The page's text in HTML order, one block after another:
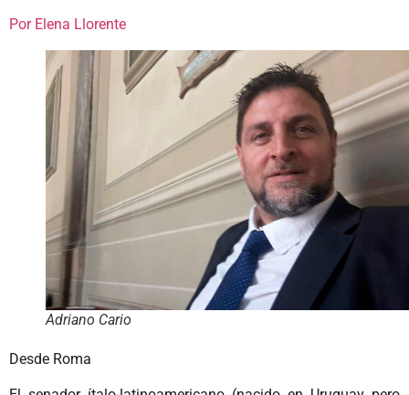
Por Elena Llorente
Adriano Cario
Desde Roma